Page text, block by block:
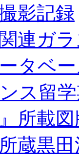
影記録
連ガ
タベ
ス留
』所載
蔵黒